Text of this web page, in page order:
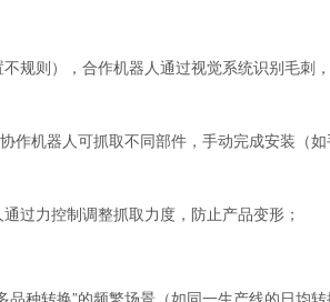
规则），合作机器人通过视觉系统识别毛刺
作机器人可抓取不同部件，手动完成安装（
过力控制调整抓取力度，防止产品变形；
种转换”的频繁场景（如同一生产线的日均转